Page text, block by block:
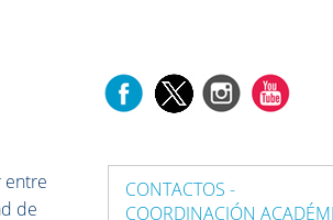
entre
de
CONTACTOS -
COORDINACIÓN